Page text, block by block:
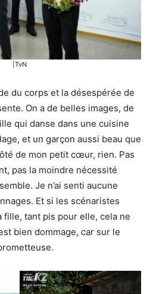
|TvN
du corps et la désespérée de
On a de belles images, de
qui danse dans une cuisine
et un garçon aussi beau que
de mon petit cœur, rien. Pas
pas la moindre nécessité
Je n’ai senti aucune
Et si les scénaristes
fille, tant pis pour elle, cela ne
bien dommage, car sur le